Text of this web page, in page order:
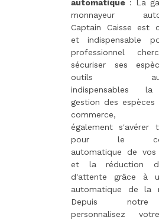
automatique : La
monnayeur
Captain Caisse est
et indispensable
professionnel
sécuriser ses
outils
indispensables
gestion des
commerce,
également s'avérer
pour le
automatique de vos
et la réduction
d'attente grâce à
automatique de la
Depuis
personnalisez